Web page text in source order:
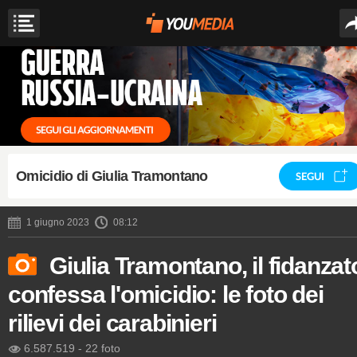
Omicidio di Giulia Tramontano SEGUI
1 giugno 2023 08:12
Giulia Tramontano, il
confessa l'omicidio: le foto dei
rilievi dei carabinieri
6.587.519 - 22 foto